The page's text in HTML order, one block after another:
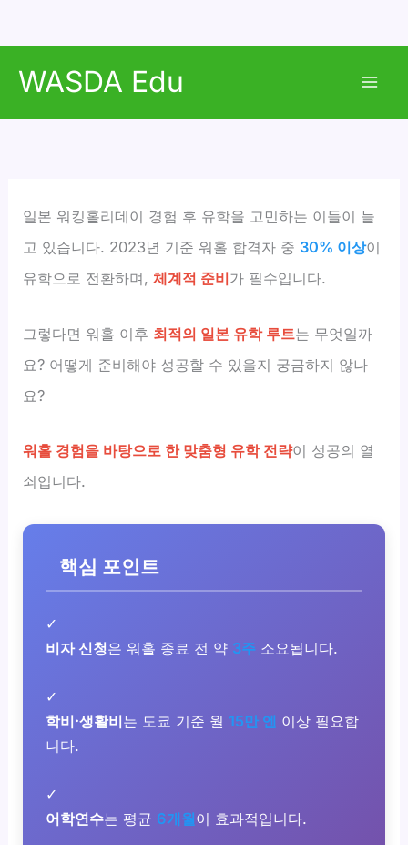
WASDA Edu
일본 워킹홀리데이 경험 후 유학을 고민하는 이들이 늘
고 있습니다. 2023년 기준 워홀 합격자 중 30% 이상이
유학으로 전환하며,체계적 준비가 필수입니다.
그렇다면 워홀 이후 최적의 일본 유학 루트는 무엇일까
요? 어떻게 준비해야 성공할 수 있을지 궁금하지 않나
요?
워홀 경험을 바탕으로 한 맞춤형 유학 전략이 성공의 열
쇠입니다.
핵심 포인트
✓
비자 신청은 워홀 종료 전 약 3주 소요됩니다.
✓
학비·생활비는 도쿄 기준 월 15만 엔 이상 필요합
니다.
✓
어학연수는 평균 6개월이 효과적입니다.